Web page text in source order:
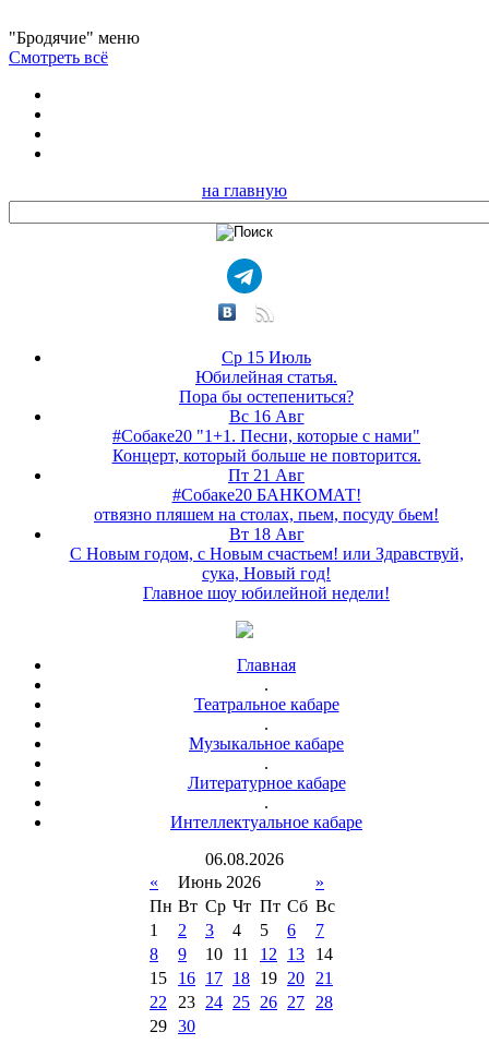
"Бродячие" меню
Смотреть всё
на главную
Ср 15 Июль
Юбилейная статья.
Пора бы остепениться?
Вс 16 Авг
#Собаке20 "1+1. Песни, которые с нами"
Концерт, который больше не повторится.
Пт 21 Авг
#Собаке20 БАНКОМАТ!
отвязно пляшем на столах, пьем, посуду бьем!
Вт 18 Авг
С Новым годом, с Новым счастьем! или Здравствуй,
сука, Новый год!
Главное шоу юбилейной недели!
Главная
.
Театральное кабаре
.
Музыкальное кабаре
.
Литературное кабаре
.
Интеллектуальное кабаре
06.08.2026
«
Июнь 2026
»
Пн Вт Ср Чт Пт Сб Вс
1
2 3 4 5 6
7
8
9 10 11 12 13
14
15
16 17 18 19 20
21
22
23 24 25 26 27
28
29 30